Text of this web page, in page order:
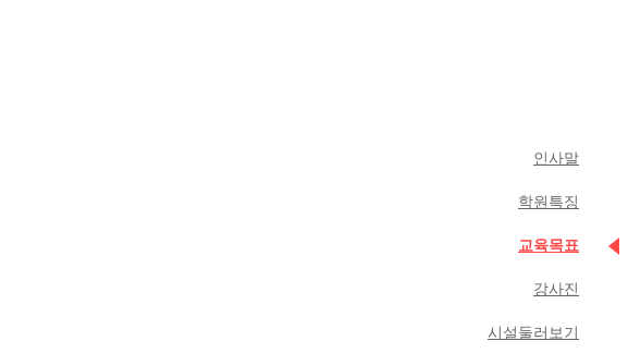
인사말
학원특징
교육목표
강사진
시설둘러보기